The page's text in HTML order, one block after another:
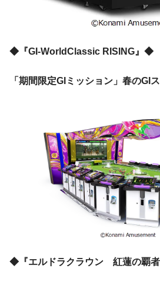
◆『GI-WorldClassic RISING』◆
「期間限定GIミッション」春のGI
◆『エルドラクラウン 紅蓮の覇